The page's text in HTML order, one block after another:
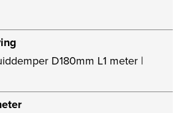
D180mm L1 meter |